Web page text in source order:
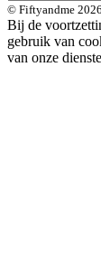
© Fiftyandme 2026
Bij de
gebruik van
van onze